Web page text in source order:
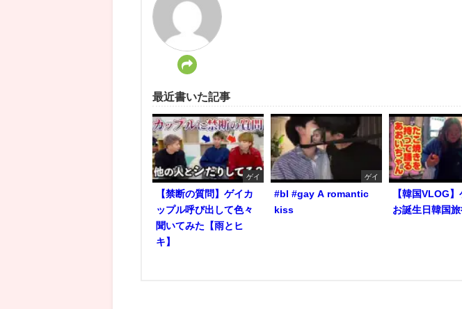
最近書いた記事
ゲイ
【禁断の質問】ゲイカ
ップル呼び出して色々
聞いてみた【雨とヒ
キ】
ゲイ
#bl #gay A romantic
kiss
【韓国VLOG
お誕生日韓国